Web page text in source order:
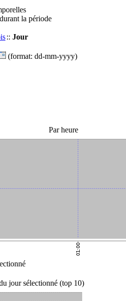
la période
:: Jour
(format: dd-mm-yyyy)
Par heure
jour sélectionné (top 10)